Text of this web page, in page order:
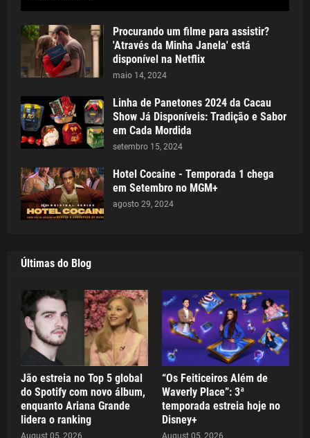
Procurando um filme para assistir?
'Através da Minha Janela' está
disponível na Netflix
maio 14, 2024
Linha de Panetones 2024 da Cacau
Show Já Disponíveis: Tradição e Sabor
em Cada Mordida
setembro 15, 2024
Hotel Cocaine - Temporada 1 chega
em Setembro no MGM+
agosto 29, 2024
Últimas do Blog
Jão estreia no Top 5 global
do Spotify com novo álbum,
enquanto Ariana Grande
lidera o ranking
August 05, 2026
“Os Feiticeiros Além de
Waverly Place”: 3ª
temporada estreia hoje no
Disney+
August 05, 2026